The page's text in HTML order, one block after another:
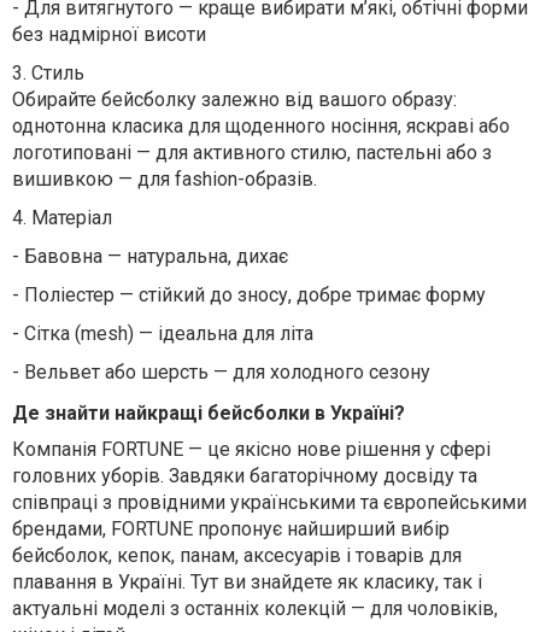
- Для витягнутого — краще вибирати м’які, обтічні форми
без надмірної висоти
3. Стиль
Обирайте бейсболку залежно від вашого образу:
однотонна класика для щоденного носіння, яскраві або
логотиповані — для активного стилю, пастельні або з
вишивкою — для fashion-образів.
4. Матеріал
- Бавовна — натуральна, дихає
- Поліестер — стійкий до зносу, добре тримає форму
- Сітка (mesh) — ідеальна для літа
- Вельвет або шерсть — для холодного сезону
Де знайти найкращі бейсболки в Україні?
Компанія FORTUNE — це якісно нове рішення у сфері
головних уборів. Завдяки багаторічному досвіду та
співпраці з провідними українськими та європейськими
брендами, FORTUNE пропонує найширший вибір
бейсболок, кепок, панам, аксесуарів і товарів для
плавання в Україні. Тут ви знайдете як класику, так і
актуальні моделі з останніх колекцій — для чоловіків,